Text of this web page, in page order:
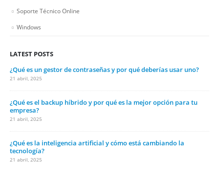
Soporte Técnico Online
Windows
LATEST POSTS
¿Qué es un gestor de contraseñas y por qué deberías usar uno?
21 abril, 2025
¿Qué es el backup híbrido y por qué es la mejor opción para tu
empresa?
21 abril, 2025
¿Qué es la inteligencia artificial y cómo está cambiando la
tecnología?
21 abril, 2025